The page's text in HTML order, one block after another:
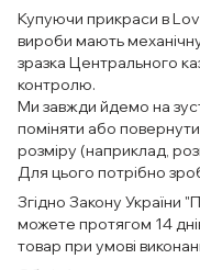
Купуючи прикраси в
вироби мають
зразка Центрального
контролю.
Ми завжди йдемо на
поміняти або
розміру (наприклад,
Для цього потрібно
Згідно Закону України
можете протягом 14
товар при умові